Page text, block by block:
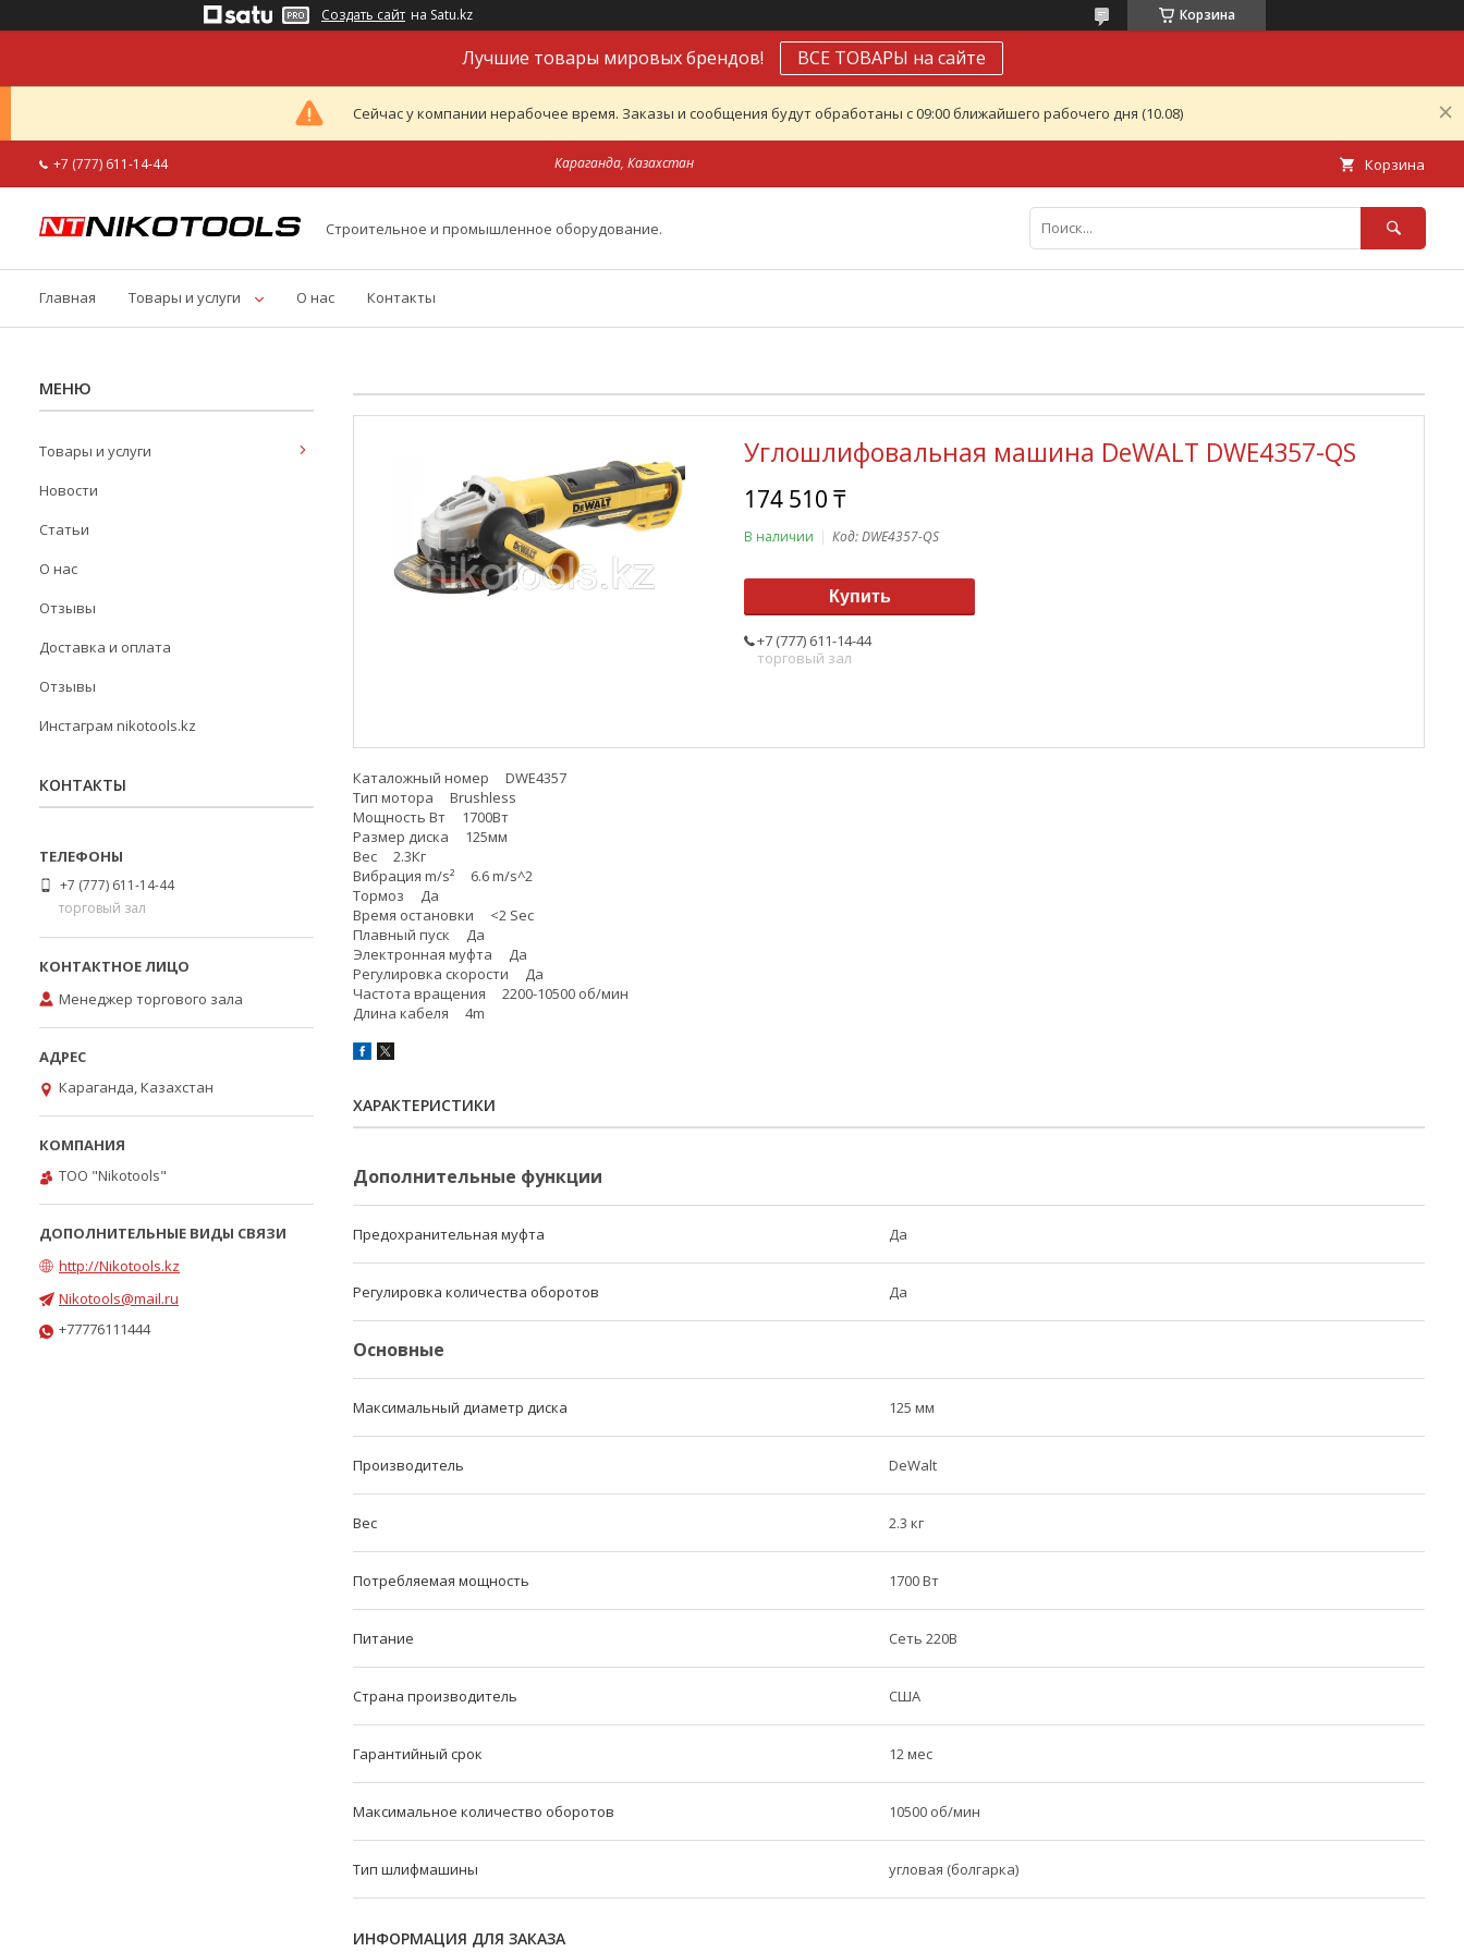
Создать сайт на Satu.kz Корзина
Лучшие товары мировых брендов! ВСЕ ТОВАРЫ на сайте
Сейчас у компании нерабочее время. Заказы и сообщения будут обработаны с 09:00 ближайшего рабочего дня (10.08)
+7 (777) 611-14-44 Караганда, Казахстан Корзина
Строительное и промышленное оборудование.
Главная Товары и услуги О нас Контакты
Углошлифовальная машина DeWALT DWE4357-QS
174 510 ₸
В наличии Код:DWE4357-QS
Купить
+7 (777) 611-14-44
торговый зал
Каталожный номер DWE4357
Тип мотора Brushless
Мощность Вт 1700Вт
Размер диска 125мм
Вес 2.3Кг
Вибрация m/s² 6.6 m/s^2
Тормоз Да
Время остановки <2 Sec
Плавный пуск Да
Электронная муфта Да
Регулировка скорости Да
Частота вращения 2200-10500 об/мин
Длина кабеля 4m
ХАРАКТЕРИСТИКИ
Дополнительные функции
Предохранительная муфта Да
Регулировка количества оборотов Да
Основные
Максимальный диаметр диска 125 мм
Производитель DeWalt
Вес 2.3 кг
Потребляемая мощность 1700 Вт
Питание Сеть 220В
Страна производитель США
Гарантийный срок 12 мес
Максимальное количество оборотов 10500 об/мин
Тип шлифмашины угловая (болгарка)
ИНФОРМАЦИЯ ДЛЯ ЗАКАЗА
Товары и услуги
Новости
Статьи
О нас
Отзывы
Доставка и оплата
Отзывы
Инстаграм nikotools.kz
КОНТАКТЫ
+7 (777) 611-14-44
торговый зал
Менеджер торгового зала
Караганда, Казахстан
ТОО "Nikotools"
http://Nikotools.kz
Nikotools@mail.ru
+77776111444